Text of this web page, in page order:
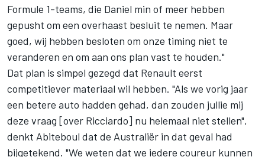
Formule 1-teams, die Daniel min of meer hebben
gepusht om een overhaast besluit te nemen. Maar
goed, wij hebben besloten om onze timing niet te
veranderen en om aan ons plan vast te houden."
Dat plan is simpel gezegd dat Renault eerst
competitiever materiaal wil hebben. "Als we vorig jaar
een betere auto hadden gehad, dan zouden jullie mij
deze vraag [over Ricciardo] nu helemaal niet stellen",
denkt Abiteboul dat de Australiër in dat geval had
bijgetekend. "We weten dat we iedere coureur kunnen